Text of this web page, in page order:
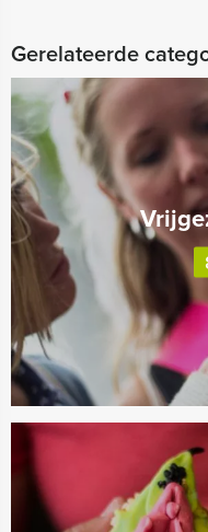
Gerelateerde